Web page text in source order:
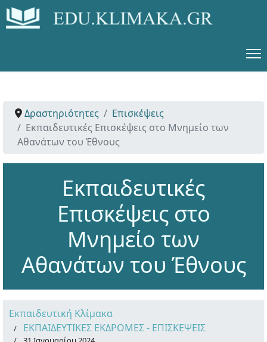
Δραστηριότητες
Επισκέψεις
Εκπαιδευτικές Επισκέψεις στο Μνημείο των
Αθανάτων του Έθνους
Εκπαιδευτικές
Επισκέψεις στο
Μνημείο των
Αθανάτων του Έθνους
Εκπαιδευτική Κλίμακα
ΕΚΠΑΙΔΕΥΤΙΚΕΣ ΕΚΔΡΟΜΕΣ - ΕΠΙΣΚΕΨΕΙΣ